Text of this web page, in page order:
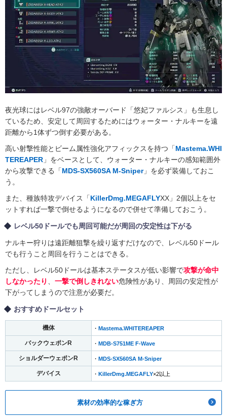
夜光球にはレベル97の強敵オーバード「悠妃ファルシス」も生息し
ているため、安定して周回するためにはウォーター・ナルキーを遠
距離から1体ずつ倒す必要がある。
高い射撃性能とビーム属性強化アフィックスを持つ「Mastema.WHI
TEREAPER 」をベースとして、ウォーター・ナルキーの感知範囲外
から攻撃できる「MDS-SX560SA M-Sniper」を必ず装備しておこ
う。
また、種族特攻デバイス「KillerDmg.MEGAFLYXX」2個以上をセ
ットすれば一撃で倒せるようになるので併せて準備しておこう。
レベル50ドールでも周回可能だが周回の安定性は下がる
ナルキー狩りは遠距離狙撃を繰り返すだけなので、レベル50ドール
でも行うこと周回を行うことはできる。
ただし、レベル50ドールは基本ステータスが低い影響で攻撃が命中
しなかったり
一撃で倒しきれない危険性があり、周回の安定性が
下がってしまうので注意が必要だ。
おすすめドールセット
機体 ・ Mastema.WHITEREAPER
バックウェポンR ・ MDB-S751ME F-Wave
ショルダーウェポンR ・ MDS-SX560SA M-Sniper
デバイス ・ KillerDmg.MEGAFLY×2以上
素材の効率的な稼ぎ方